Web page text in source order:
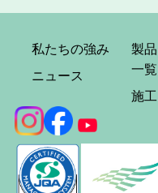
私たちの強み
ニュース
製
一覧
施